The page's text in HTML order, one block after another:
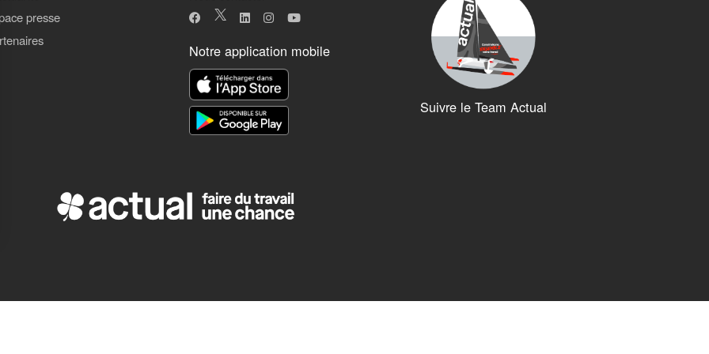
confidentialité, en garantissant la conformité avec les réglementations. Personnalisez vos préférences pour contrôler la manière dont
presse
Notre application mobile
Suivre le Team Actual